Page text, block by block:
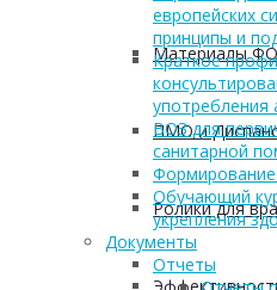
Материалы
ПМО и
Ролики для
европейских
принципы и
Краткое
употребления
ВОЗ для
санитарной
Обучающий
укрепления
Документы
Отчеты